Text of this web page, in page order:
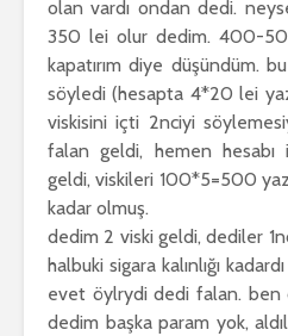
olan vardı ondan dedi.
350 lei olur dedim. 400-
kapatırım diye düşündüm.
söyledi (hesapta 4*20 lei
viskisini içti 2nciyi
falan geldi, hemen hesabı
geldi, viskileri 100*5=500
kadar olmuş.
dedim 2 viski geldi, dediler
halbuki sigara kalınlığı
evet öylrydi dedi falan. ben
dedim başka param yok,